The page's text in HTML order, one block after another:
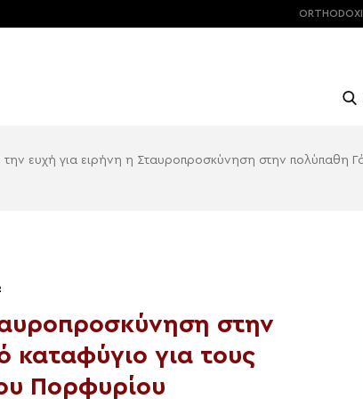
την ευχή για ειρήνη η Σταυροπροσκύνηση στην πολύπαθη
στην
καταφύγιο για τους
Πορφυρίου